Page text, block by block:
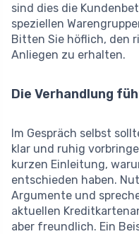
sind dies die
speziellen
Bitten Sie höflich, den
Anliegen zu erhalten.
Die Verhandlung
Im Gespräch selbst
klar und ruhig
kurzen Einleitung,
entschieden haben.
Argumente und
aktuellen
aber freundlich. Ein